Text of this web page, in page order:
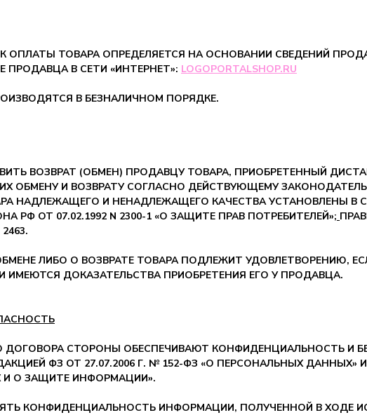
ОПЛАТЫ ТОВАРА ОПРЕДЕЛЯЕТСЯ НА ОСНОВАНИИ СВЕДЕНИЙ
В СЕТИ «ИНТЕРНЕТ»: LOGOPORTALSHOP.RU
В БЕЗНАЛИЧНОМ ПОРЯДКЕ.
ВОЗВРАТ (ОБМЕН) ПРОДАВЦУ ТОВАРА, ПРИОБРЕТЕННЫЙ
ОБМЕНУ И ВОЗВРАТУ СОГЛАСНО ДЕЙСТВУЮЩЕМУ
НАДЛЕЖАЩЕГО И НЕНАДЛЕЖАЩЕГО КАЧЕСТВА УСТАНОВЛЕНЫ В
РФ ОТ 07.02.1992 N 2300-1 «О ЗАЩИТЕ ПРАВ ПОТРЕБИТЕЛЕЙ»;
ЛИБО О ВОЗВРАТЕ ТОВАРА ПОДЛЕЖИТ УДОВЛЕТВОРЕНИЮ,
ИМЕЮТСЯ ДОКАЗАТЕЛЬСТВА ПРИОБРЕТЕНИЯ ЕГО У ПРОДАВЦА.
ДОГОВОРА СТОРОНЫ ОБЕСПЕЧИВАЮТ КОНФИДЕНЦИАЛЬНОСТЬ И
ФЗ ОТ 27.07.2006 Г. № 152-ФЗ «О ПЕРСОНАЛЬНЫХ ДАННЫХ»
О ЗАЩИТЕ ИНФОРМАЦИИ».
КОНФИДЕНЦИАЛЬНОСТЬ ИНФОРМАЦИИ, ПОЛУЧЕННОЙ В ХОДЕ